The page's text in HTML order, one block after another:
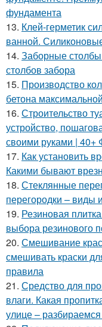
фундамента
13. Клей-герметик
ванной.
14. Заборные
столбов забора
15. Производство
бетона
16. Строительство
устройство,
своими руками | 40+
17. Как установить
Какими бывают
18. Стеклянные
перегородки – виды
19. Резиновая
выбора резинового
20. Смешивание
смешивать краски
правила
21. Средство для
влаги. Какая
улице –